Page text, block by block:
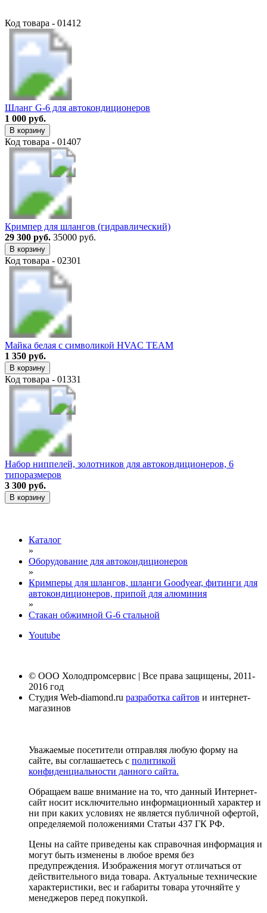
Код товара - 01412
Шланг G-6 для автокондиционеров
1 000 руб.
В корзину
Код товара - 01407
Кримпер для шлангов (гидравлический)
29 300 руб. 35000 руб.
В корзину
Код товара - 02301
Майка белая с символикой HVAC TEAM
1 350 руб.
В корзину
Код товара - 01331
Набор ниппелей, золотников для автокондиционеров, 6
типоразмеров
3 300 руб.
В корзину
Каталог
»
Оборудование для автокондиционеров
»
Кримперы для шлангов, шланги Goodyear, фитинги для
автокондиционеров, припой для алюминия
»
Стакан обжимной G-6 стальной
Youtube
© ООО Холодпромсервис | Все права защищены, 2011-
2016 год
Студия Web-diamond.ru разработка сайтов и интернет-
магазинов
Уважаемые посетители отправляя любую форму на
сайте, вы соглашаетесь с политикой
конфиденциальности данного сайта.
Обращаем ваше внимание на то, что данный Интернет-
сайт носит исключительно информационный характер и
ни при каких условиях не является публичной офертой,
определяемой положениями Статьи 437 ГК РФ.
Цены на сайте приведены как справочная информация и
могут быть изменены в любое время без
предупреждения. Изображения могут отличаться от
действительного вида товара. Актуальные технические
характеристики, вес и габариты товара уточняйте у
менеджеров перед покупкой.